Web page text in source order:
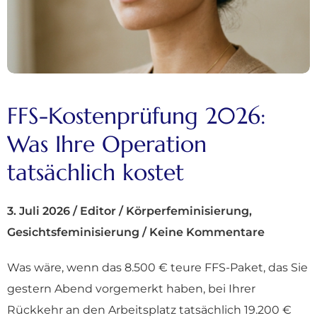
FFS-Kostenprüfung 2026:
Was Ihre Operation
tatsächlich kostet
3. Juli 2026 / Editor / Körperfeminisierung,
Gesichtsfeminisierung / Keine Kommentare
Was wäre, wenn das 8.500 € teure FFS-Paket, das Sie
gestern Abend vorgemerkt haben, bei Ihrer
Rückkehr an den Arbeitsplatz tatsächlich 19.200 €